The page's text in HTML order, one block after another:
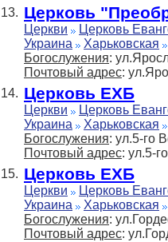
13. Церковь
Церкви
Церковь
Украина
Харьковская
Богослужения:
Почтовый адрес:
14. Церковь ЕХБ
Церкви
Церковь
Украина
Харьковская
Богослужения: ул.5-го
Почтовый адрес: ул.5-
15. Церковь ЕХБ
Церкви
Церковь
Украина
Харьковская
Богослужения:
Почтовый адрес: